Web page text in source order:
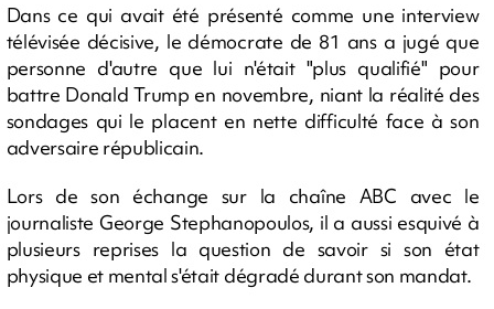
Dans ce qui avait été présenté comme une interview
télévisée décisive, le démocrate de 81 ans a jugé que
personne d'autre que lui n'était "plus qualifié" pour
battre Donald Trump en novembre, niant la réalité des
sondages qui le placent en nette difficulté face à son
adversaire républicain.
Lors de son échange sur la chaîne ABC avec le
journaliste George Stephanopoulos, il a aussi esquivé à
plusieurs reprises la question de savoir si son état
physique et mental s'était dégradé durant son mandat.